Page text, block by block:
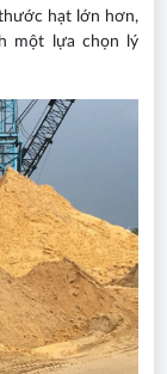
hạt lớn hơn,
một lựa chọn lý